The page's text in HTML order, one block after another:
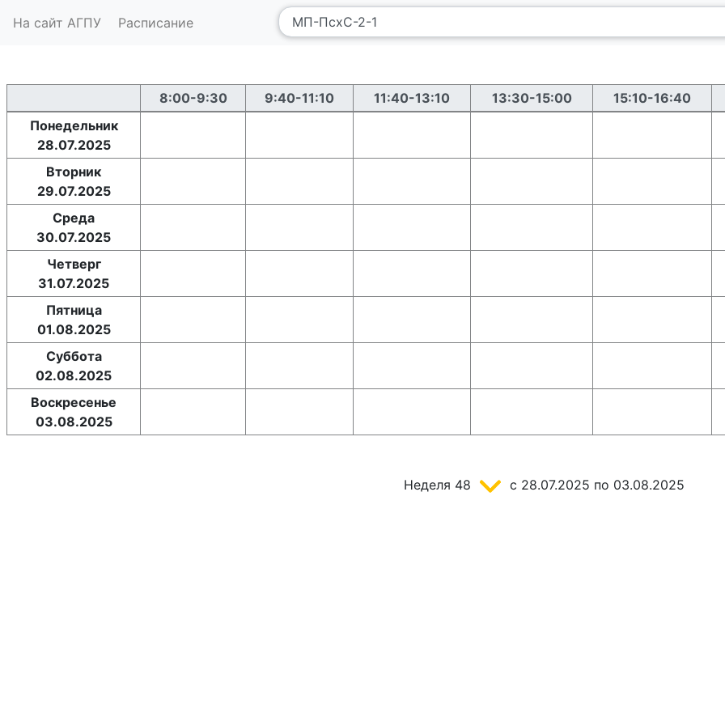
На сайт АГПУ Расписание
8:00-9:30 9:40-11:10 11:40-13:10 13:30-15:00 15:10-16:40
Понедельник
28.07.2025
Вторник
29.07.2025
Среда
30.07.2025
Четверг
31.07.2025
Пятница
01.08.2025
Суббота
02.08.2025
Воскресенье
03.08.2025
Неделя 48 c 28.07.2025 по 03.08.2025